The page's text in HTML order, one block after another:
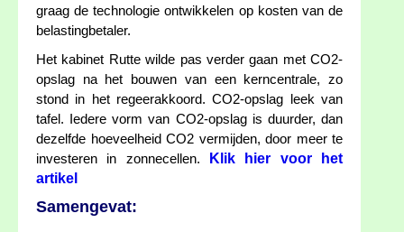
graag de technologie ontwikkelen op kosten van de
belastingbetaler.
Het kabinet Rutte wilde pas verder gaan met CO2-
opslag na het bouwen van een kerncentrale, zo
stond in het regeerakkoord. CO2-opslag leek van
tafel. Iedere vorm van CO2-opslag is duurder, dan
dezelfde hoeveelheid CO2 vermijden, door meer te
investeren in zonnecellen.
Klik hier voor het
artikel
Samengevat: